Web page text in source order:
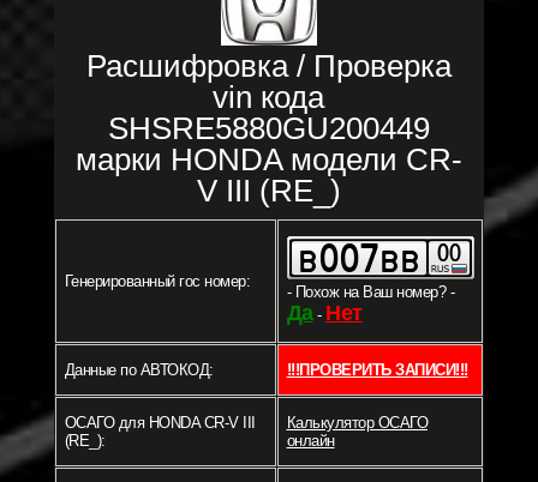
Расшифровка / Проверка
vin кода
SHSRE5880GU200449
марки HONDA модели CR-
V III (RE_)
Генерированный гос номер:
- Похож на Ваш номер? -
Да- Нет
Данные по АВТОКОД: !!!ПРОВЕРИТЬ ЗАПИСИ!!!
ОСАГО для HONDA CR-V III
(RE_):
Калькулятор ОСАГО
онлайн